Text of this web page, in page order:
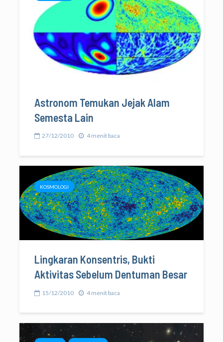
Astronom Temukan Jejak Alam
Semesta Lain
27/12/2010 4 menit baca
KOSMOLOGI
Lingkaran Konsentris, Bukti
Aktivitas Sebelum Dentuman Besar
15/12/2010 4 menit baca